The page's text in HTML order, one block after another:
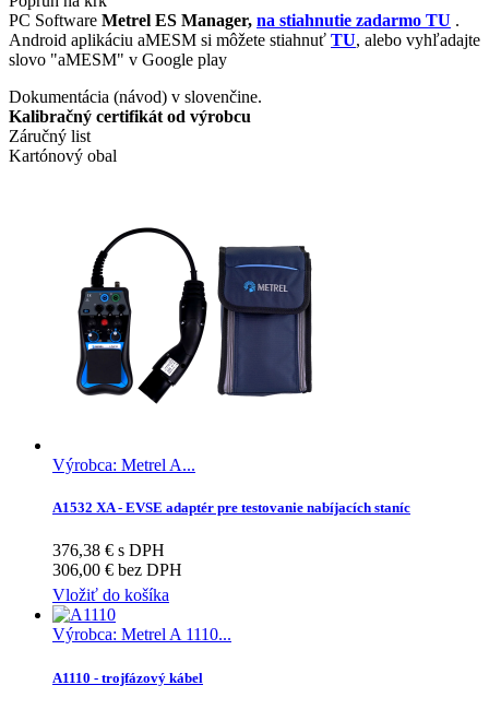
PC Software Metrel ES Manager, na stiahnutie zadarmo TU .
Android aplikáciu aMESM si môžete stiahnuť TU, alebo vyhľadajte
slovo "aMESM" v Google play
Dokumentácia (návod) v slovenčine.
Kalibračný certifikát od výrobcu
Záručný list
Kartónový obal
Výrobca: Metrel A...
A1532 XA - EVSE adaptér pre testovanie nabíjacích staníc
376,38 € s DPH
306,00 € bez DPH
Vložiť do košíka
Výrobca: Metrel A 1110...
A1110 - trojfázový kábel